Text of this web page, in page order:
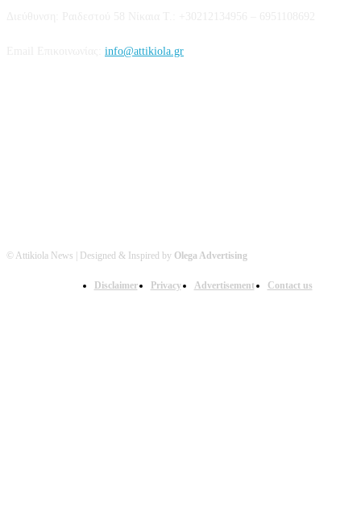
info@attikiola.gr
© Attikiola News | Designed & Inspired by Olega Advertising
Disclaimer Privacy Advertisement Contact us